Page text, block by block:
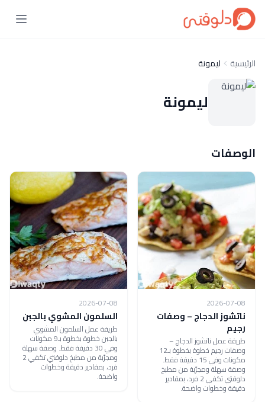
الرئيسية ليمونة
ليمونة
الوصفات
2026-07-08
ناتشوز الدجاج – وصفات
رجيم
طريقة عمل ناتشوز الدجاج –
وصفات رجيم خطوة بخطوة بـ12
مكونات وفي 15 دقيقة فقط.
وصفة سهلة ومجرّبة من مطبخ
دلوقتي تكفي 2 فرد، بمقادير
دقيقة وخطوات واضحة.
2026-07-08
السلمون المشوي بالجبن
طريقة عمل السلمون المشوي
بالجبن خطوة بخطوة بـ9 مكونات
وفي 30 دقيقة فقط. وصفة سهلة
ومجرّبة من مطبخ دلوقتي تكفي 2
فرد، بمقادير دقيقة وخطوات
واضحة.